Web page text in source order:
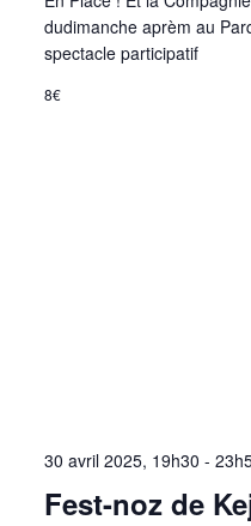
dudimanche aprèm au
spectacle participatif
8€
30 avril 2025, 19h30 -
Fest-noz de